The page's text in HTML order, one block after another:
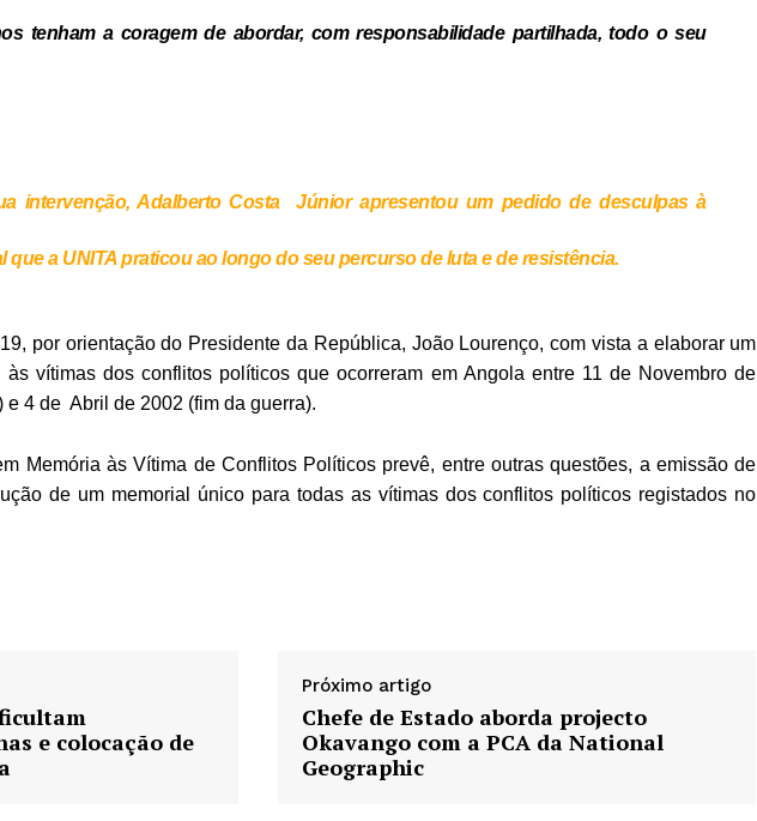
tenham a coragem de abordar, com responsabilidade partilhada, todo o seu
intervenção, Adalberto Costa Júnior apresentou um pedido de desculpas à
que a UNITA praticou ao longo do seu percurso de luta e de resistência.
por orientação do Presidente da República, João Lourenço, com vista a elaborar um
vítimas dos conflitos políticos que ocorreram em Angola entre 11 de Novembro de
4 de Abril de 2002 (fim da guerra).
Memória às Vítima de Conflitos Políticos prevê, entre outras questões, a emissão de
de um memorial único para todas as vítimas dos conflitos políticos registados no
e colocação de
Próximo artigo
Chefe de Estado aborda projecto
Okavango com a PCA da National
Geographic